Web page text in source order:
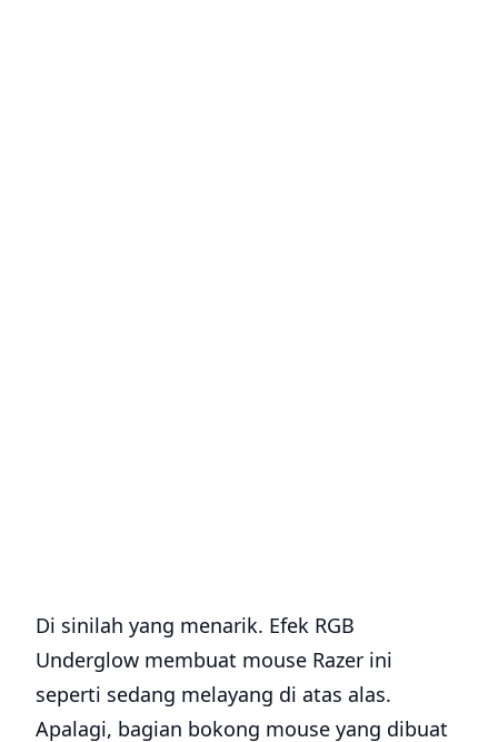
Di sinilah yang menarik. Efek RGB
Underglow membuat mouse Razer ini
seperti sedang melayang di atas alas.
Apalagi, bagian bokong mouse yang dibuat